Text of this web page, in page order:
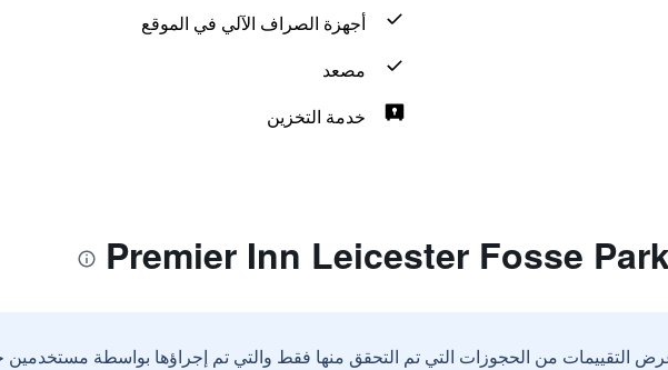
أجهزة الصراف الآلي في الموقع
مصعد
خدمة التخزين
التقييمات من الحجوزات التي تم التحقق منها فقط والتي تم إجراؤها بواسطة مستخدمين